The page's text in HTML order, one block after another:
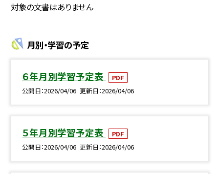
対象の文書はありません
月別・学習の予定
６年月別学習予定表
PDF
公開日 2026/04/06 更新日 2026/04/06
５年月別学習予定表
PDF
公開日 2026/04/06 更新日 2026/04/06